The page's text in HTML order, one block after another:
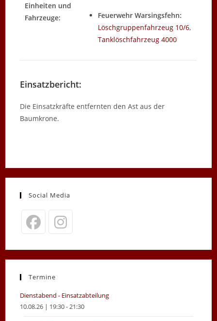
Einheiten und
Fahrzeuge:
Feuerwehr Warsingsfehn:
Löschgruppenfahrzeug 10/6,
Tanklöschfahrzeug 4000
Einsatzbericht:
Die Einsatzkräfte entfernten den Ast aus der
Baumkrone.
Social Media
in
new
in
new
Termine
Dienstabend - Einsatzabteilung
10.08.26 | 19:30 - 21:30